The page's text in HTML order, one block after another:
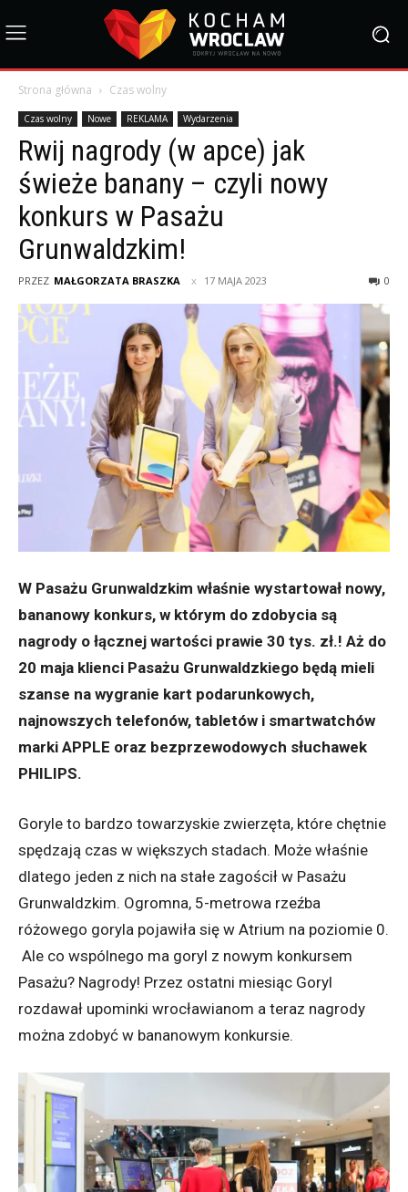
Strona główna Czas wolny
Czas wolny Nowe REKLAMA Wydarzenia
Rwij nagrody (w apce) jak
świeże banany – czyli nowy
konkurs w Pasażu
Grunwaldzkim!
PRZEZ MAŁGORZATA BRASZKA 17 MAJA 2023 0
W Pasażu Grunwaldzkim właśnie wystartował nowy,
bananowy konkurs, w którym do zdobycia są
nagrody o łącznej wartości prawie 30 tys. zł.! Aż do
20 maja klienci Pasażu Grunwaldzkiego będą mieli
szanse na wygranie kart podarunkowych,
najnowszych telefonów, tabletów i smartwatchów
marki APPLE oraz bezprzewodowych słuchawek
PHILIPS.
Goryle to bardzo towarzyskie zwierzęta, które chętnie
spędzają czas w większych stadach. Może właśnie
dlatego jeden z nich na stałe zagościł w Pasażu
Grunwaldzkim. Ogromna, 5-metrowa rzeźba
różowego goryla pojawiła się w Atrium na poziomie 0.
Ale co wspólnego ma goryl z nowym konkursem
Pasażu? Nagrody! Przez ostatni miesiąc Goryl
rozdawał upominki wrocławianom a teraz nagrody
można zdobyć w bananowym konkursie.